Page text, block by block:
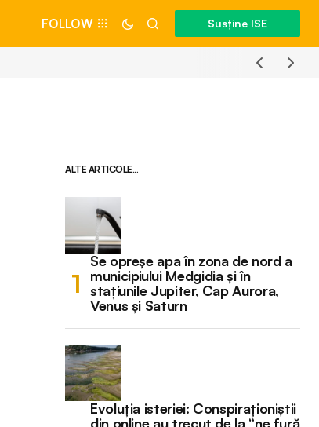
FOLLOW Susține ISE
ALTE ARTICOLE...
Se opreșe apa în zona de nord a
municipiului Medgidia și în
stațiunile Jupiter, Cap Aurora,
Venus și Saturn
Evoluția isteriei: Conspiraționiștii
din online au trecut de la “ne fură